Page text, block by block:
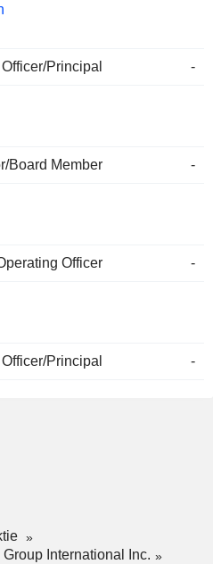
Principal -
Board Member -
Officer -
Principal -
International Inc.